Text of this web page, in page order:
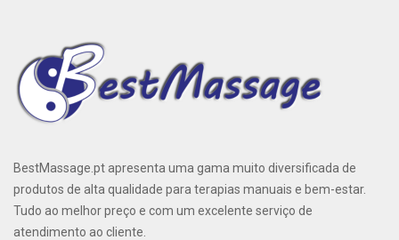
BestMassage.pt apresenta uma gama muito diversificada de
produtos de alta qualidade para terapias manuais e bem-estar.
Tudo ao melhor preço e com um excelente serviço de
atendimento ao cliente.